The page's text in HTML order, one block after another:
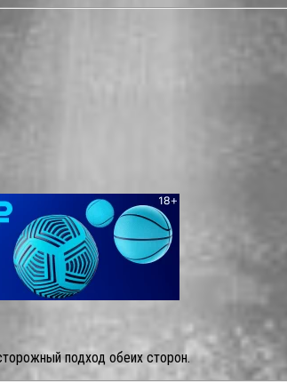
подход обеих сторон.